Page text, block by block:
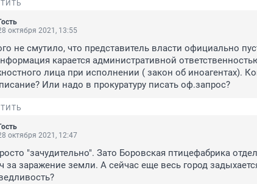
октября 2021, 13:55
не смутило, что представитель власти официально
карается административной
лица при исполнении ( закон об иноагентах).
Или надо в прокуратуру писать оф.запрос?
октября 2021, 12:47
"зачудительно". Зато Боровская птицефабрика
за заражение земли. А сейчас еще весь город